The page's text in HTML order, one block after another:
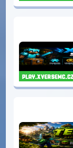
play.xversemc.cz